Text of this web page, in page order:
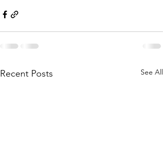
Recent Posts See All